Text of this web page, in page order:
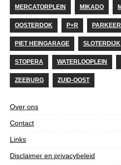
MERCATORPLEIN MIKADO
OOSTERDOK P+R
PIET HEINGARAGE SLOTERDIJK
STOPERA WATERLOOPLEIN
ZEEBURG ZUID-OOST
Over ons
Contact
Links
Disclaimer en privacybeleid